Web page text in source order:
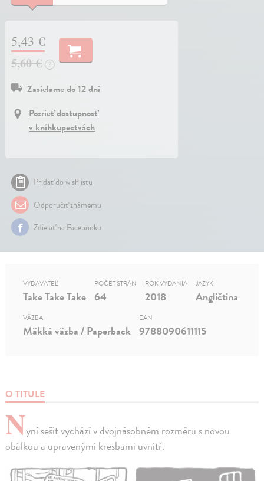
5,43 €
5,60 €
?
Zasielame do 12 dní
Pozrieť dostupnosť
v kníhkupectvách
Pridať do wishlistu
Odporučiť známemu
Zdielať na Facebooku
O TITULE
Nyní sešit vychází v dvojnásobném rozměru s novou
obálkou a upravenými kresbami uvnitř.
VYDAVATEĽ
Take Take Take
POČET STRÁN
64
ROK VYDANIA
2018
JAZYK
Angličtina
VÄZBA
Mäkká väzba / Paperback
EAN
9788090611115